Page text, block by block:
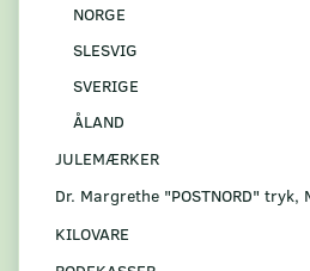
NORGE
SLESVIG
SVERIGE
ÅLAND
JULEMÆRKER
Dr. Margrethe "POSTNORD" tryk,
KILOVARE